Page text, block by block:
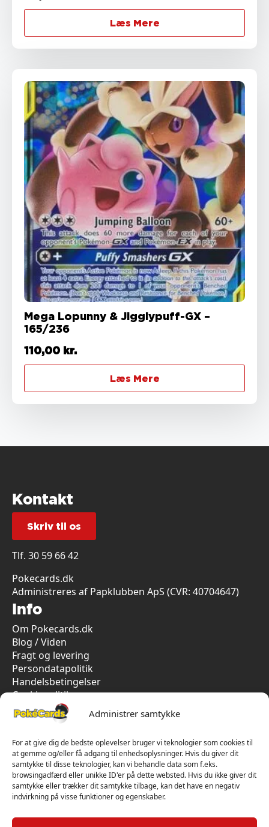
Administrer samtykke
For at give dig de bedste oplevelser bruger vi teknologier som cookies til
at gemme og/eller få adgang til enhedsoplysninger. Hvis du giver dit
samtykke til disse teknologier, kan vi behandle data som f.eks.
browsingadfærd eller unikke ID'er på dette websted. Hvis du ikke giver dit
samtykke eller trækker dit samtykke tilbage, kan det have en negativ
indvirkning på visse funktioner og egenskaber.
Læs Mere
Mega Lopunny & Jigglypuff-GX –
165/236
110,00 kr.
Læs Mere
Kontakt
Skriv til os
Tlf. 30 59 66 42
Pokecards.dk
Administreres af Papklubben ApS (CVR: 40704647)
Info
Om Pokecards.dk
Blog / Viden
Fragt og levering
Persondatapolitik
Handelsbetingelser
Cookiepolitik
Vi har kun 5-stjernet anmeldelser på Trustpilot